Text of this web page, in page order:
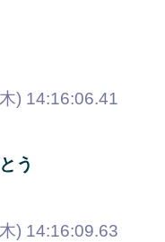
) 14:16:06.41
う
) 14:16:09.63